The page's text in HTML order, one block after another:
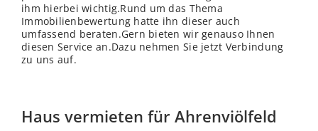
ihm hierbei wichtig.Rund um das Thema
Immobilienbewertung hatte ihn dieser auch
umfassend beraten.Gern bieten wir genauso Ihnen
diesen Service an.Dazu nehmen Sie jetzt Verbindung
zu uns auf.
Haus vermieten für Ahrenviölfeld